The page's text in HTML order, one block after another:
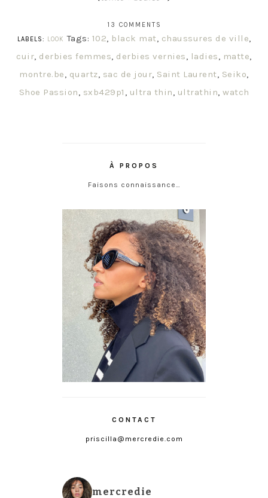
13 COMMENTS
LABELS: LOOK Tags: 102, black mat, chaussures de ville,
cuir, derbies femmes, derbies vernies, ladies, matte,
montre.be, quartz, sac de jour, Saint Laurent, Seiko,
Shoe Passion, sxb429p1 , ultra thin, ultrathin, watch
À PROPOS
Faisons connaissance…
CONTACT
priscilla@mercredie.com
mercredie